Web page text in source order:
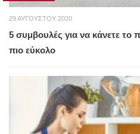
29 ΑΥΓΟΎΣΤΟΥ 2020
5 συμβουλές για να κάνετε
πιο εύκολο